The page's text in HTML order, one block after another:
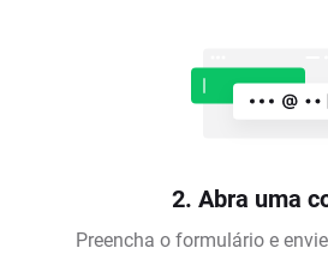
2. Abra uma
Preencha o formulário e